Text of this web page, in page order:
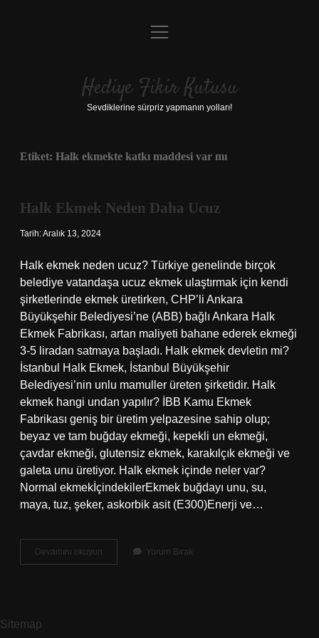
Anasayfa
Yasal Uyarı
menüyü
Hediye Fikir Kutusu
Sevdiklerine sürpriz yapmanın yolları!
Etiket: Halk ekmekte katkı maddesi var mı
Halk Ekmek Neden Daha Ucuz
Tarih: Aralık 13, 2024
Halk ekmek neden ucuz? Türkiye genelinde birçok
belediye vatandaşa ucuz ekmek ulaştırmak için kendi
şirketlerinde ekmek üretirken, CHP’li Ankara
Büyükşehir Belediyesi’ne (ABB) bağlı Ankara Halk
Ekmek Fabrikası, artan maliyeti bahane ederek ekmeği
3-5 liradan satmaya başladı. Halk ekmek devletin mi?
İstanbul Halk Ekmek, İstanbul Büyükşehir
Belediyesi’nin unlu mamuller üreten şirketidir. Halk
ekmek hangi undan yapılır? İBB Kamu Ekmek
Fabrikası geniş bir üretim yelpazesine sahip olup;
beyaz ve tam buğday ekmeği, kepekli un ekmeği,
çavdar ekmeği, glutensiz ekmek, karakılçık ekmeği ve
galeta unu üretiyor. Halk ekmek içinde neler var?
Normal ekmekİçindekilerEkmek buğdayı unu, su,
maya, tuz, şeker, askorbik asit (E300)Enerji ve…
Devamını okuyun
Ekmek
Yorum Bırak
Sitemap